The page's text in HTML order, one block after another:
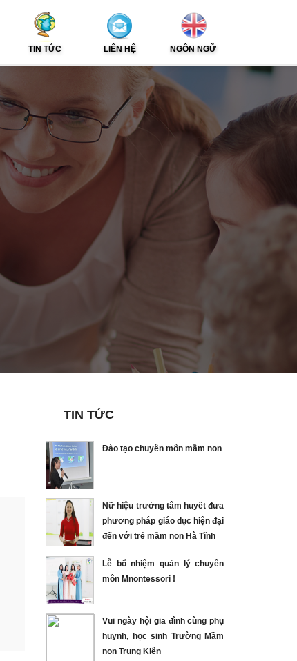
TIN TỨC LIÊN HỆ NGÔN NGỮ
TIN TỨC
Đào tạo chuyên môn mầm non
Nữ hiệu trưởng tâm huyết đưa
phương pháp giáo dục hiện đại
đến với trẻ mầm non Hà Tĩnh
Lễ bổ nhiệm quản lý chuyên
môn Mnontessori !
Vui ngày hội gia đình cùng phụ
huynh, học sinh Trường Mầm
non Trung Kiên